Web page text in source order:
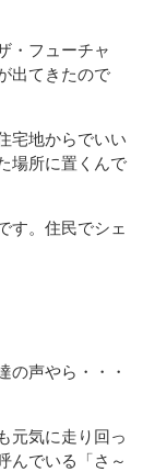
・フューチャ
出てきたので
宅地からでいい
場所に置くんで
す。住民でシェ
の声やら・・・
元気に走り回っ
んでいる「さ～